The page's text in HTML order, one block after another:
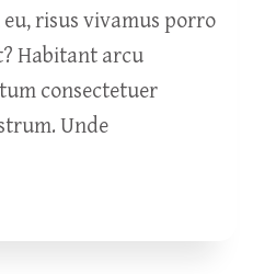
risus vivamus porro
Habitant arcu
consectetuer
Unde